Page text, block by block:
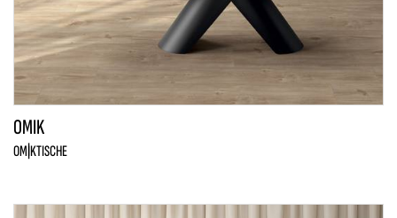
OMIK
OMIKTISCHE